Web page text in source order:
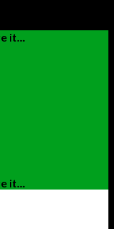
it...
it...